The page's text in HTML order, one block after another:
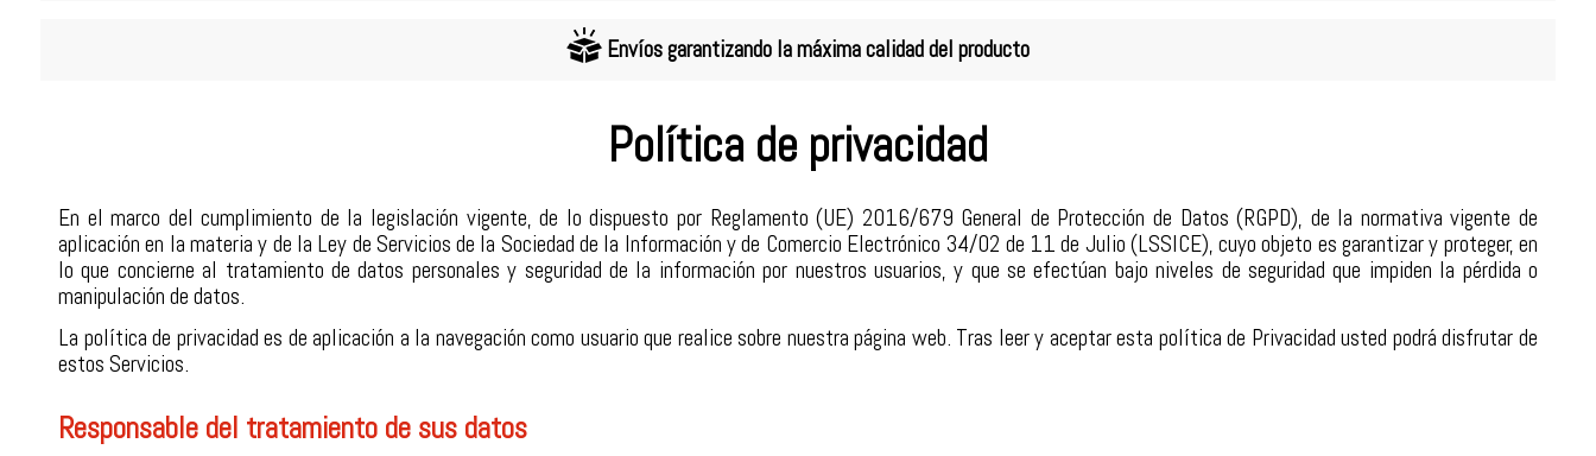
Envíos garantizando la máxima calidad del producto
Política de privacidad
En el marco del cumplimiento de la legislación vigente, de lo dispuesto por Reglamento (UE) 2016/679 General de Protección de Datos (RGPD), de la normativa vigente de
aplicación en la materia y de la Ley de Servicios de la Sociedad de la Información y de Comercio Electrónico 34/02 de 11 de Julio (LSSICE), cuyo objeto es garantizar y proteger, en
lo que concierne al tratamiento de datos personales y seguridad de la información por nuestros usuarios, y que se efectúan bajo niveles de seguridad que impiden la pérdida o
manipulación de datos.
La política de privacidad es de aplicación a la navegación como usuario que realice sobre nuestra página web. Tras leer y aceptar esta política de Privacidad usted podrá disfrutar de
estos Servicios.
Responsable del tratamiento de sus datos